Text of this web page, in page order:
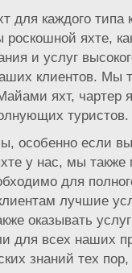
для каждого типа
яхте,
и услуг
клиентов. Мы
яхт, чартер
туристов.
особенно если
у нас, мы
для
лучшие
оказывать
для всех наших
знаний тех